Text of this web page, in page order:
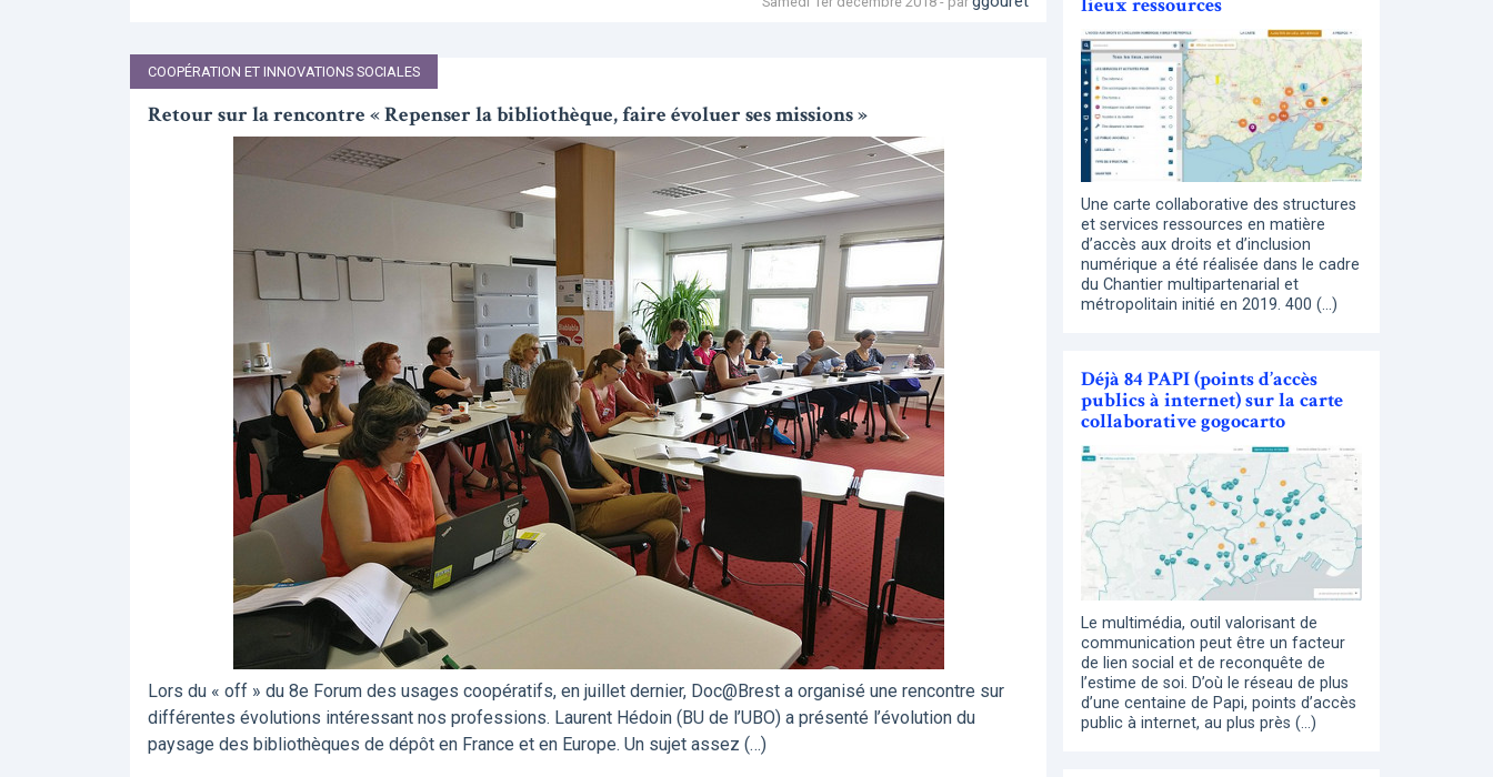
COOPÉRATION ET INNOVATIONS SOCIALES
Retour sur la rencontre « Repenser la bibliothèque, faire évoluer ses missions »
Lors du « off » du 8e Forum des usages coopératifs, en juillet dernier, Doc@Brest a organisé une rencontre sur
différentes évolutions intéressant nos professions. Laurent Hédoin (BU de l’UBO) a présenté l’évolution du
paysage des bibliothèques de dépôt en France et en Europe. Un sujet assez (…)
lieux ressources
Une carte collaborative des structures
et services ressources en matière
d’accès aux droits et d’inclusion
numérique a été réalisée dans le cadre
du Chantier multipartenarial et
métropolitain initié en 2019. 400 (…)
Déjà 84 PAPI (points d’accès
publics à internet) sur la carte
collaborative gogocarto
Le multimédia, outil valorisant de
communication peut être un facteur
de lien social et de reconquête de
l’estime de soi. D’où le réseau de plus
d’une centaine de Papi, points d’accès
public à internet, au plus près (…)